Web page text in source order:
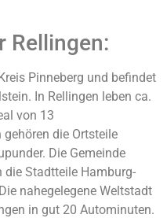
Rellingen:
Pinneberg und befindet
In Rellingen leben ca.
von 13
die Ortsteile
Die Gemeinde
die Stadtteile Hamburg-
nahegelegene Weltstadt
in gut 20 Autominuten.